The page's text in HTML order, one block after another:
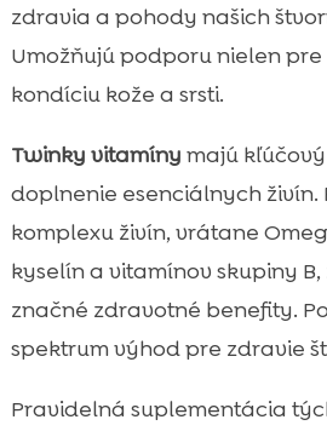
zdravia a pohody našich
Umožňujú podporu nielen
kondíciu kože a srsti.
Twinky vitamíny majú
doplnenie esenciálnych živín.
komplexu živín, vrátane
kyselín a vitamínov skupiny
značné zdravotné benefity.
spektrum výhod pre zdravie
Pravidelná suplementácia